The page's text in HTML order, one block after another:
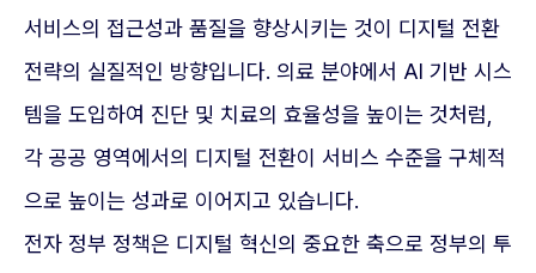
서비스의 접근성과 품질을 향상시키는 것이 디지털 전환
전략의 실질적인 방향입니다. 의료 분야에서 AI 기반 시스
템을 도입하여 진단 및 치료의 효율성을 높이는 것처럼,
각 공공 영역에서의 디지털 전환이 서비스 수준을 구체적
으로 높이는 성과로 이어지고 있습니다.
전자 정부 정책은 디지털 혁신의 중요한 축으로 정부의 투